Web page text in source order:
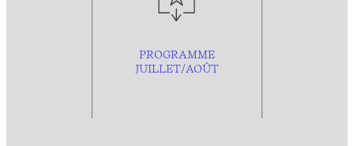
PROGRAMME
JUILLET/AOÛT